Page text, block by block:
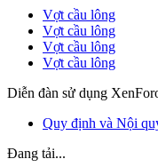
Vợt cầu lông
Vợt cầu lông
Vợt cầu lông
Vợt cầu lông
Diễn đàn sử dụng
Quy định và Nội
Đang tải...